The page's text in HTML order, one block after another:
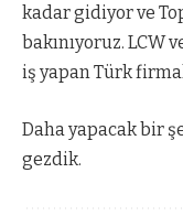
kadar gidiyor ve
bakınıyoruz. LCW
iş yapan Türk
Daha yapacak bir
gezdik.